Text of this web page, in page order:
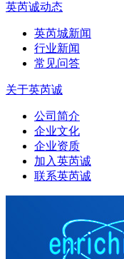
英芮诚动态
英芮城新闻
行业新闻
常见问答
关于英芮诚
公司简介
企业文化
企业资质
加入英芮诚
联系英芮诚